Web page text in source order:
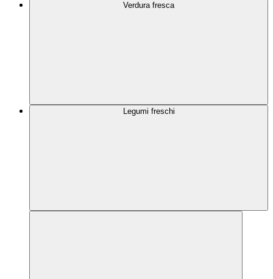
Verdura fresca
Legumi freschi